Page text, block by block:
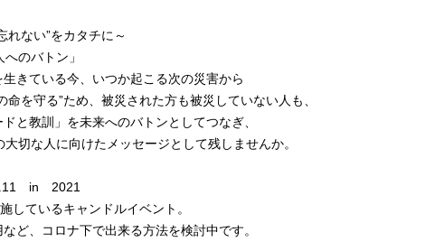
い”をカタチに～
バトン」
る今、いつか起こる次の災害から
”ため、被災された方も被災していない人も、
」を未来へのバトンとしてつなぎ、
に向けたメッセージとして残しませんか。
in 2021
るキャンドルイベント。
ロナ下で出来る方法を検討中です。